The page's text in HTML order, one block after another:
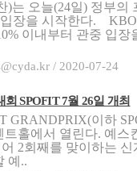
)는 오늘(24일) 정부의
장을 시작한다.
이내부터 관중 입
/ 2020-07-24
SPOFIT 7월 26일 개최
GRANDPRIX(이하
트홀에서 열린다. 예
2회째를 맞이하는 신
예..